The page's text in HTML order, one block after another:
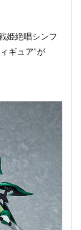
姫絶唱シンフ
ギュア”が